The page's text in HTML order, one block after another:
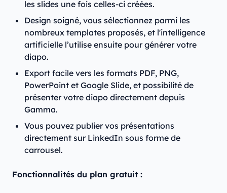
les slides une fois celles-ci créées.
Design soigné, vous sélectionnez parmi les
nombreux templates proposés, et l'intelligence
artificielle l’utilise ensuite pour générer votre
diapo.
Export facile vers les formats PDF, PNG,
PowerPoint et Google Slide, et possibilité de
présenter votre diapo directement depuis
Gamma.
Vous pouvez publier vos présentations
directement sur LinkedIn sous forme de
carrousel.
Fonctionnalités du plan gratuit :